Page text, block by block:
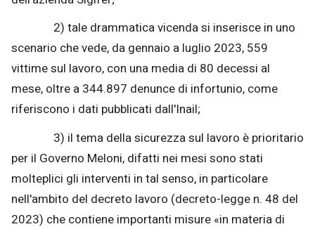
2) tale drammatica vicenda si inserisce in uno
scenario che vede, da gennaio a luglio 2023, 559
vittime sul lavoro, con una media di 80 decessi al
mese, oltre a 344.897 denunce di infortunio, come
riferiscono i dati pubblicati dall'Inail;
3) il tema della sicurezza sul lavoro è prioritario
per il Governo Meloni, difatti nei mesi sono stati
molteplici gli interventi in tal senso, in particolare
nell'ambito del decreto lavoro (decreto-legge n. 48 del
2023) che contiene importanti misure «in materia di